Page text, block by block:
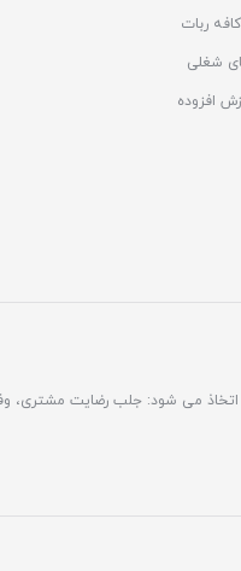
ربات
شغلی
افزوده
سه اصل اتخاذ می شود: جلب رضایت مشتری،